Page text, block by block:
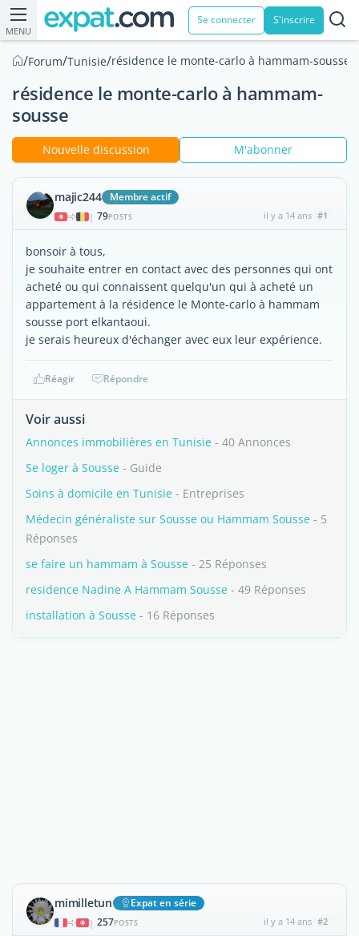
MENU
Se connecter S'inscrire
/Forum/Tunisie/résidence le monte-carlo à hammam-sousse
résidence le monte-carlo à hammam-
sousse
Nouvelle discussion M'abonner
majic244 Membre actif
| 79POSTS il y a 14 ans #1
bonsoir à tous,
je souhaite entrer en contact avec des personnes qui ont
acheté ou qui connaissent quelqu'un qui à acheté un
appartement à la résidence le Monte-carlo à hammam
sousse port elkantaoui.
je serais heureux d'échanger avec eux leur expérience.
Réagir Répondre
Voir aussi
Annonces immobilières en Tunisie - 40 Annonces
Se loger à Sousse - Guide
Soins à domicile en Tunisie - Entreprises
Médecin généraliste sur Sousse ou Hammam Sousse - 5
Réponses
se faire un hammam à Sousse - 25 Réponses
residence Nadine A Hammam Sousse - 49 Réponses
installation à Sousse - 16 Réponses
mimilletun Expat en série
| 257POSTS il y a 14 ans #2